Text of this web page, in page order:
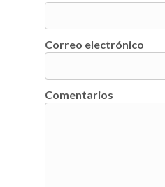
Correo electrónico
Comentarios